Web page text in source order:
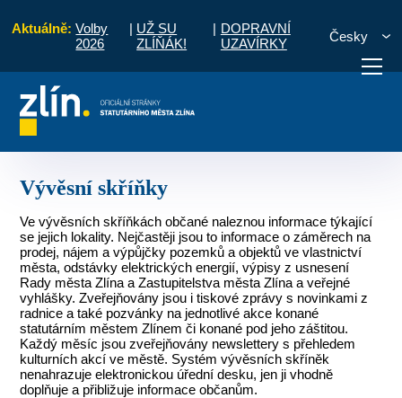
Aktuálně: Volby
2026
| UŽ SU
ZLÍŇÁK!
| DOPRAVNÍ
UZAVÍRKY
Česky
vyřídit Potřebuji zaplatit
Vývěsní skříňky
Ve vývěsních skříňkách občané naleznou informace týkající
se jejich lokality. Nejčastěji jsou to informace o záměrech na
prodej, nájem a výpůjčky pozemků a objektů ve vlastnictví
města, odstávky elektrických energií, výpisy z usnesení
Rady města Zlína a Zastupitelstva města Zlína a veřejné
vyhlášky. Zveřejňovány jsou i tiskové zprávy s novinkami z
radnice a také pozvánky na jednotlivé akce konané
statutárním městem Zlínem či konané pod jeho záštitou.
Každý měsíc jsou zveřejňovány newslettery s přehledem
kulturních akcí ve městě. Systém vývěsních skříněk
nenahrazuje elektronickou úřední desku, jen ji vhodně
doplňuje a přibližuje informace občanům.